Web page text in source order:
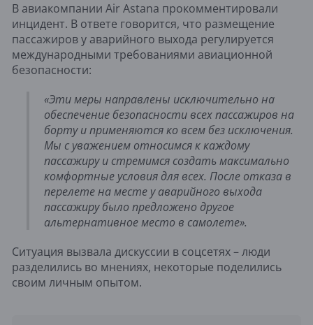
В авиакомпании Air Astana прокомментировали
инцидент. В ответе говорится, что размещение
пассажиров у аварийного выхода регулируется
международными требованиями авиационной
безопасности:
«Эти меры направлены исключительно на
обеспечение безопасности всех пассажиров на
борту и применяются ко всем без исключения.
Мы с уважением относимся к каждому
пассажиру и стремимся создать максимально
комфортные условия для всех. После отказа в
перелете на месте у аварийного выхода
пассажиру было предложено другое
альтернативное место в самолете».
Ситуация вызвала дискуссии в соцсетях – люди
разделились во мнениях, некоторые поделились
своим личным опытом.